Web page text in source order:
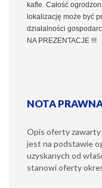
kafle. Całość
lokalizację może być
działalności
NA PREZENTACJE !!!
NOTA
Opis oferty
jest na podstawie
uzyskanych od
stanowi oferty